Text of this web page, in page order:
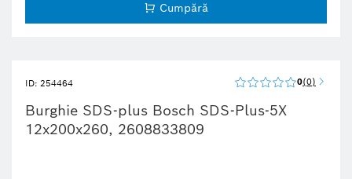
Cumpără
ID: 254464 0 0
Burghie SDS-plus Bosch SDS-Plus-5X
12x200x260, 2608833809